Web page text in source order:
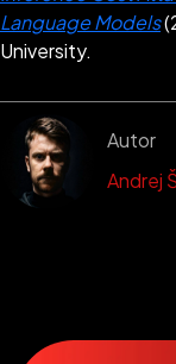
Language Models
University.
Autor
Andrej